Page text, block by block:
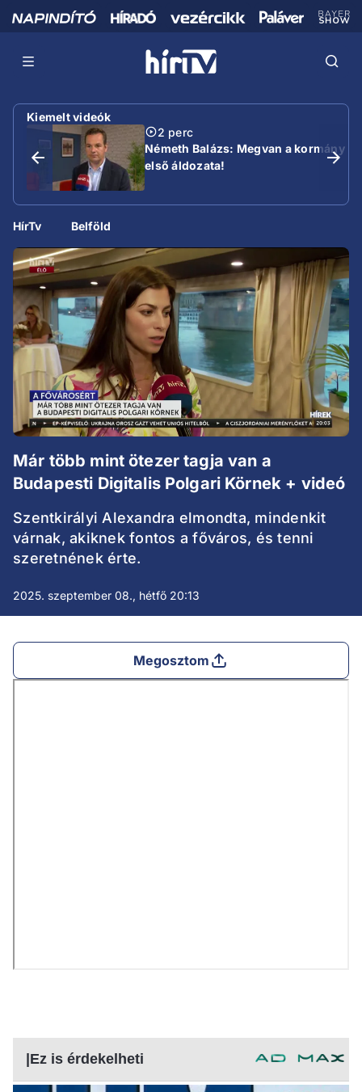
Kiemelt videók
2 perc
Németh Balázs: Megvan a kormány
első áldozata!
HírTv Belföld
Már több mint ötezer tagja van a
Budapesti Digitalis Polgari Körnek + videó
Szentkirályi Alexandra elmondta, mindenkit
várnak, akiknek fontos a főváros, és tenni
szeretnének érte.
2025. szeptember 08., hétfő 20:13
Megosztom